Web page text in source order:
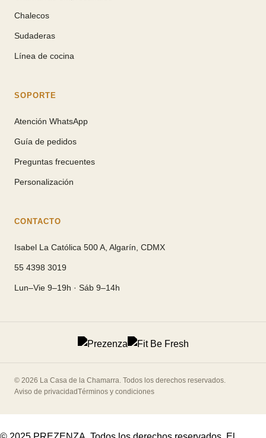
Chalecos
Sudaderas
Línea de cocina
SOPORTE
Atención WhatsApp
Guía de pedidos
Preguntas frecuentes
Personalización
CONTACTO
Isabel La Católica 500 A, Algarín, CDMX
55 4398 3019
Lun–Vie 9–19h · Sáb 9–14h
© 2026 La Casa de la Chamarra. Todos los derechos reservados.
Aviso de privacidadTérminos y condiciones